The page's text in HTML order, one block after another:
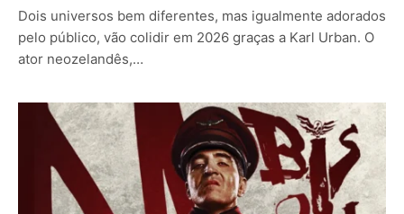
Dois universos bem diferentes, mas igualmente adorados
pelo público, vão colidir em 2026 graças a Karl Urban. O
ator neozelandês,…